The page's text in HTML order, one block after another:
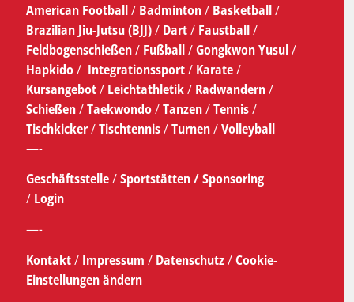
American Football/ Badminton/ Basketball/
Brazilian Jiu-Jutsu (BJJ)/ Dart/ Faustball/
Feldbogenschießen/ Fußball/Gongkwon Yusul/
Hapkido/ Integrationssport/ Karate/
Kursangebot/Leichtathletik/ Radwandern/
Schießen/Taekwondo/Tanzen/Tennis/
Tischkicker/Tischtennis/Turnen/Volleyball
—-
Geschäftsstelle/Sportstätten /Sponsoring
/ Login
—-
Kontakt/ Impressum / Datenschutz/Cookie-
Einstellungen ändern